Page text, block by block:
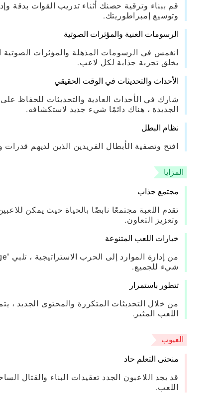
قم ببناء وترقية حصنك أثناء تدريب القوات بدقة
وتوسيع إمبراطوريتك.
الرسومات الغنية والمؤثرات الصوتية
انغمس في الرسومات المذهلة والمؤثرات الصوتية
يخلق تجربة جذابة لكل لاعب.
الأحداث والتحديثات في الوقت الحقيقي
شارك في الأحداث العادية والتحديثات للحفاظ
الجديدة ، هناك دائمًا شيء جديد لاستكشافه.
نظام البطل
افتح وتصفية الأبطال الفريدين الذين لديهم
المزايا
مجتمع جذاب
تقدم اللعبة مجتمعًا نابضًا بالحياة حيث يمكن
وتعزيز التعاون.
خيارات اللعب المتنوعة
شيء للجميع.
تتطور باستمرار
من خلال التحديثات المتكررة والمحتوى الجديد ،
اللعب المثير.
العيوب
منحنى التعلم حاد
قد يجد اللاعبون الجدد تعقيدات البناء والقتال
اللعب.